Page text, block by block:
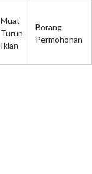
Muat
Turun
Iklan
Borang
Permohonan